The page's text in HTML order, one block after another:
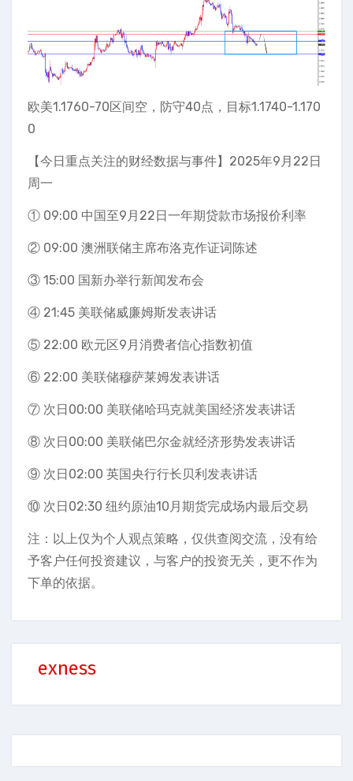
欧美1.1760-70区间空，防守40点，目标1.1740-1.170
0
【今日重点关注的财经数据与事件】2025年9月22日
周一
① 09:00 中国至9月22日一年期贷款市场报价利率
② 09:00 澳洲联储主席布洛克作证词陈述
③ 15:00 国新办举行新闻发布会
④ 21:45 美联储威廉姆斯发表讲话
⑤ 22:00 欧元区9月消费者信心指数初值
⑥ 22:00 美联储穆萨莱姆发表讲话
⑦ 次日00:00 美联储哈玛克就美国经济发表讲话
⑧ 次日00:00 美联储巴尔金就经济形势发表讲话
⑨ 次日02:00 英国央行行长贝利发表讲话
⑩ 次日02:30 纽约原油10月期货完成场内最后交易
注：以上仅为个人观点策略，仅供查阅交流，没有给
予客户任何投资建议，与客户的投资无关，更不作为
下单的依据。
exness